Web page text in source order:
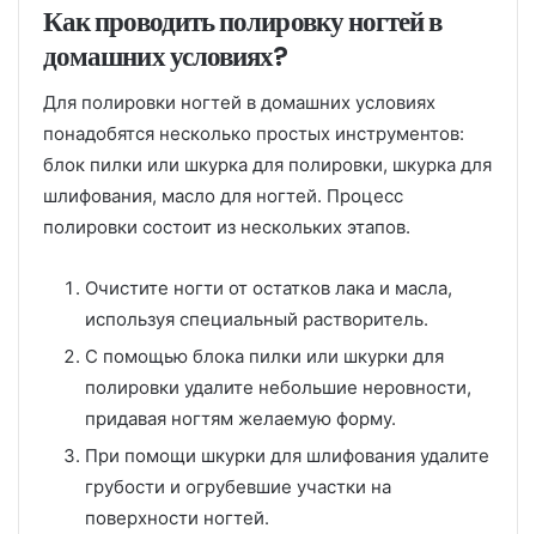
Как проводить полировку ногтей в
домашних условиях?
Для полировки ногтей в домашних условиях
понадобятся несколько простых инструментов:
блок пилки или шкурка для полировки, шкурка для
шлифования, масло для ногтей. Процесс
полировки состоит из нескольких этапов.
Очистите ногти от остатков лака и масла,
используя специальный растворитель.
С помощью блока пилки или шкурки для
полировки удалите небольшие неровности,
придавая ногтям желаемую форму.
При помощи шкурки для шлифования удалите
грубости и огрубевшие участки на
поверхности ногтей.